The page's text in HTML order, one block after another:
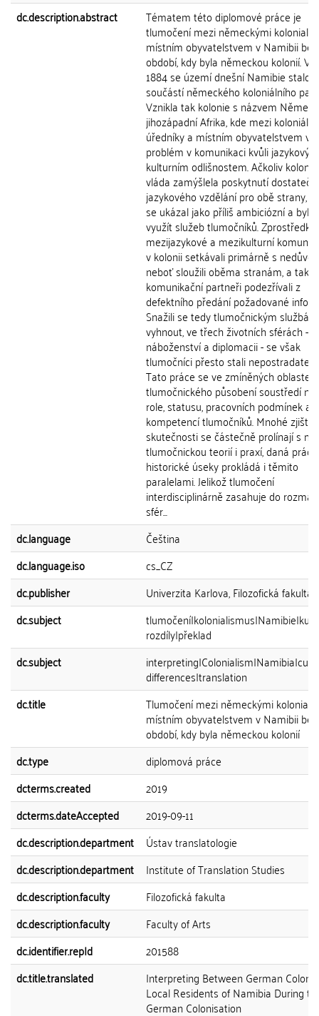
dc.description.abstract
Tématem této diplomové práce je
tlumočení mezi německými
místním obyvatelstvem v Namibii
období, kdy byla německou kolonií. V
1884 se území dnešní Namibie stalo
součástí německého koloniálního
Vznikla tak kolonie s názvem
jihozápadní Afrika, kde mezi
úředníky a místním obyvatelstvem
problém v komunikaci kvůli
kulturním odlišnostem. Ačkoliv
vláda zamýšlela poskytnutí
jazykového vzdělání pro obě strany,
se ukázal jako příliš ambiciózní a
využít služeb tlumočníků.
mezijazykové a mezikulturní
v kolonii setkávali primárně s
neboť sloužili oběma stranám, a tak je
komunikační partneři podezřívali z
defektního předání požadované
Snažili se tedy tlumočnickým službám
vyhnout, ve třech životních sférách -
náboženství a diplomacii - se však
tlumočníci přesto stali
Tato práce se ve zmíněných
tlumočnického působení soustředí
role, statusu, pracovních podmínek a
kompetencí tlumočníků. Mnohé
skutečnosti se částečně prolínají s
tlumočnickou teorií i praxí, daná
historické úseky prokládá i těmito
paralelami. Jelikož tlumočení
interdisciplinárně zasahuje do
sfér...
dc.language
Čeština
dc.language.iso
cs_CZ
dc.publisher
Univerzita Karlova, Filozofická fakulta
dc.subject
rozdíly|překlad
dc.subject
differences|translation
dc.title
Tlumočení mezi německými
místním obyvatelstvem v Namibii
období, kdy byla německou kolonií
dc.type
diplomová práce
dcterms.created
2019
dcterms.dateAccepted
2019-09-11
dc.description.department
Ústav translatologie
dc.description.department
Institute of Translation Studies
dc.description.faculty
Filozofická fakulta
dc.description.faculty
Faculty of Arts
dc.identifier.repId
201588
dc.title.translated
Interpreting Between German
Local Residents of Namibia During
German Colonisation